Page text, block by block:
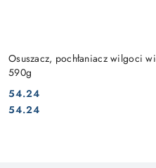
Osuszacz, pochłaniacz wilgoci
590g
Cena:
54.24
Cena:
54.24